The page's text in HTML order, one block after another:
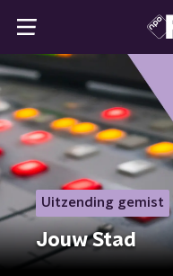
Uitzending gemist
Jouw Stad